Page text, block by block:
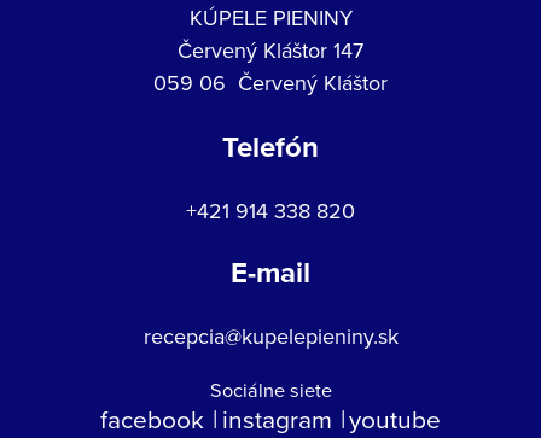
KÚPELE PIENINY
Červený Kláštor 147
059 06 Červený Kláštor
Telefón
+421 914 338 820
E-mail
recepcia@kupelepieniny.sk
Sociálne siete
facebook instagram youtube